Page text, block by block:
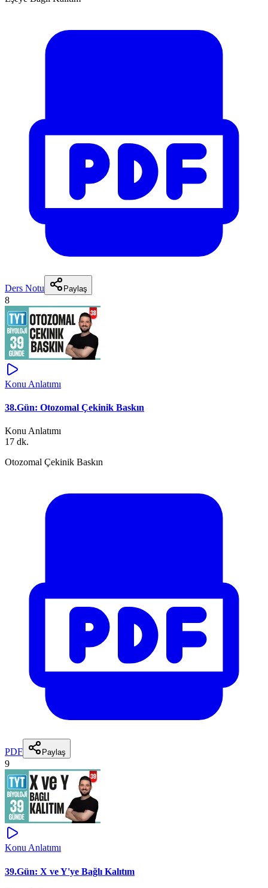
Ders Notu Paylaş
8
Konu Anlatımı
38.Gün: Otozomal Çekinik Baskın
Konu Anlatımı
17 dk.
Otozomal Çekinik Baskın
PDF Paylaş
9
Konu Anlatımı
39.Gün: X ve Y'ye Bağlı Kalıtım